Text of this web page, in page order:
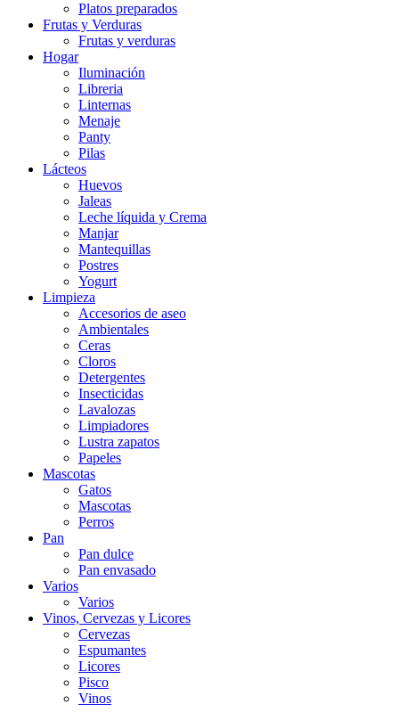
Platos preparados
Frutas y Verduras
Frutas y verduras
Hogar
Iluminación
Libreria
Linternas
Menaje
Panty
Pilas
Lácteos
Huevos
Jaleas
Leche líquida y Crema
Manjar
Mantequillas
Postres
Yogurt
Limpieza
Accesorios de aseo
Ambientales
Ceras
Cloros
Detergentes
Insecticidas
Lavalozas
Limpiadores
Lustra zapatos
Papeles
Mascotas
Gatos
Mascotas
Perros
Pan
Pan dulce
Pan envasado
Varios
Varios
Vinos, Cervezas y Licores
Cervezas
Espumantes
Licores
Pisco
Vinos